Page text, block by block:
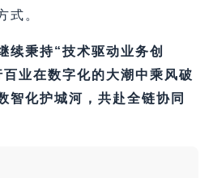
式。
续秉持“技术驱动业务创
业在数字化的大潮中乘风破
智化护城河，共赴全链协同